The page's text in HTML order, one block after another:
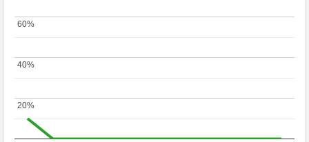
20%
20%
40%
40%
60%
60%